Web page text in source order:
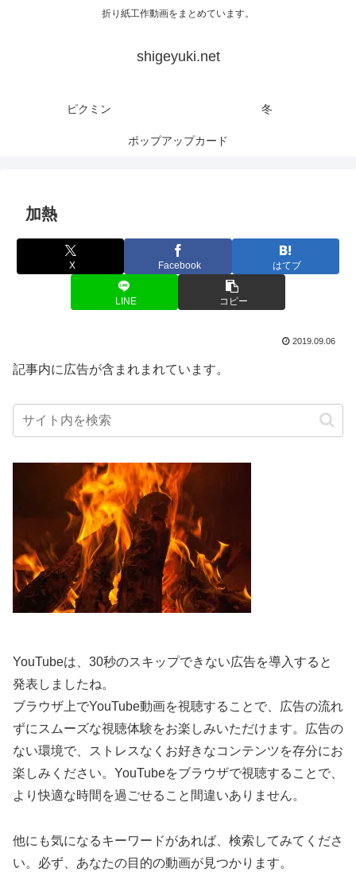
折り紙工作動画をまとめています。
shigeyuki.net
ピクミン 冬
ポップアップカード
加熱
X Facebook はてブ
LINE コピー
2019.09.06
記事内に広告が含まれまれています。
YouTubeは、30秒のスキップできない広告を導入すると
発表しましたね。
ブラウザ上でYouTube動画を視聴することで、広告の流れ
ずにスムーズな視聴体験をお楽しみいただけます。広告の
ない環境で、ストレスなくお好きなコンテンツを存分にお
楽しみください。YouTubeをブラウザで視聴することで、
より快適な時間を過ごせること間違いありません。
他にも気になるキーワードがあれば、検索してみてくださ
い。必ず、あなたの目的の動画が見つかります。